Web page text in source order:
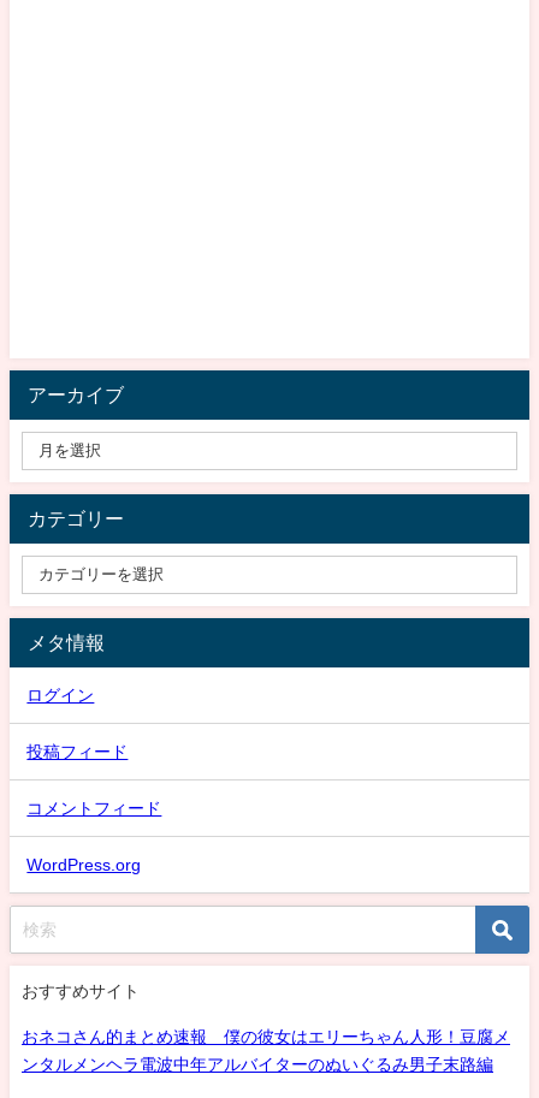
アーカイブ
カテゴリー
メタ情報
ログイン
投稿フィード
コメントフィード
WordPress.org
おすすめサイト
おネコさん的まとめ速報 僕の彼女はエリーちゃん人形！豆腐メ
ンタルメンヘラ電波中年アルバイターのぬいぐるみ男子末路編